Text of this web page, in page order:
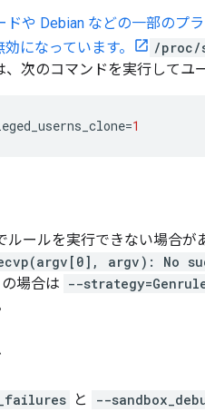
や Debian などの一部のプ
になっています。
/proc/
次のコマンドを実行してユ
=1
ルールを実行できない場合
argv): No
場合は --
と --